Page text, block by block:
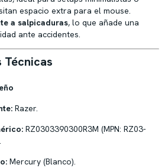
espacio extra para el mouse.
a salpicaduras, lo que añade una
ante accidentes.
Técnicas
Razer.
RZ0303390300R3M (MPN: RZ03-
Mercury (Blanco).